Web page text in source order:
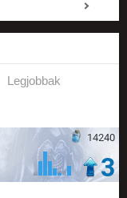
Legjobbak
14240
3